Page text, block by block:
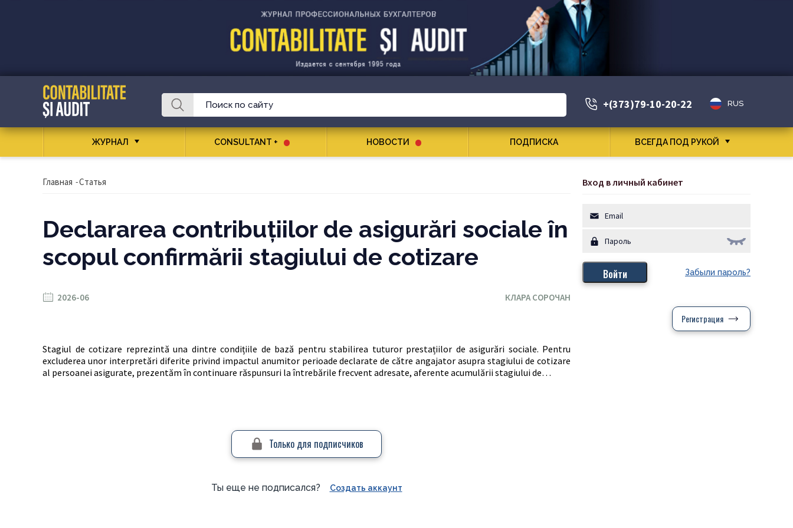
+(373)79-10-20-22 RUS
ЖУРНАЛ CONSULTANT + НОВОСТИ ПОДПИСКА ВСЕГДА ПОД РУКОЙ
Главная -Статья
Declararea contribuțiilor de asigurări sociale în
scopul confirmării stagiului de cotizare
2026-06 КЛАРА СОРОЧАН
Stagiul de cotizare reprezintă una dintre condițiile de bază pentru stabilirea tuturor prestațiilor de asigurări sociale. Pentru
excluderea unor interpretări diferite privind impactul anumitor perioade declarate de către angajator asupra stagiului de cotizare
al persoanei asigurate, prezentăm în continuare răspunsuri la întrebările frecvent adresate, aferente acumulării stagiului de…
Только для подписчиков
Ты еще не подписался? Создать аккаунт
Вход в личный кабинет
Забыли пароль?
Регистрация